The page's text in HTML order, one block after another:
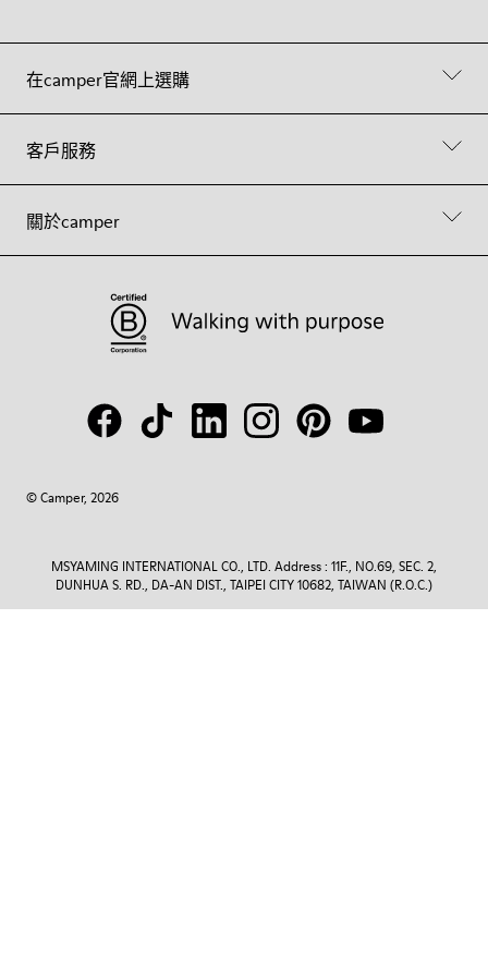
在camper官網上選購
客戶服務
關於camper
© Camper, 2026
MSYAMING INTERNATIONAL CO., LTD. Address : 11F., NO.69, SEC. 2,
DUNHUA S. RD., DA-AN DIST., TAIPEI CITY 10682, TAIWAN (R.O.C.)